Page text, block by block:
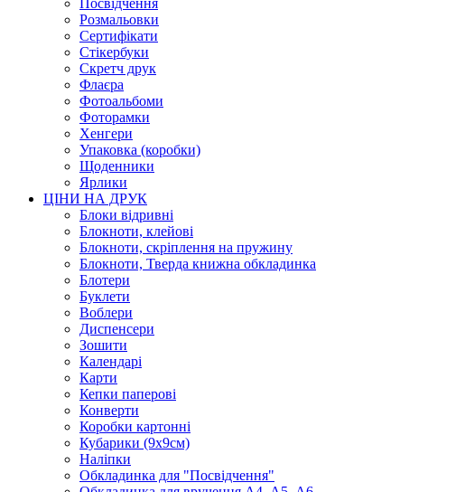
Посвідчення
Розмальовки
Сертифікати
Стікербуки
Скретч друк
Флаєра
Фотоальбоми
Фоторамки
Хенгери
Упаковка (коробки)
Щоденники
Ярлики
ЦІНИ НА ДРУК
Блоки відривні
Блокноти, клейові
Блокноти, скріплення на пружину
Блокноти, Тверда книжна обкладинка
Блотери
Буклети
Воблери
Диспенсери
Зошити
Календарі
Карти
Кепки паперові
Конверти
Коробки картонні
Кубарики (9х9см)
Наліпки
Обкладинка для "Посвідчення"